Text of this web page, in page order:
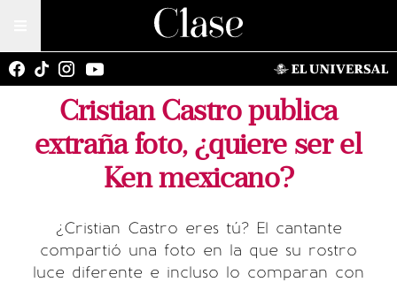
Cristian Castro publica
extraña foto, ¿quiere ser el
Ken mexicano?
¿Cristian Castro eres tú? El cantante
compartió una foto en la que su rostro
luce diferente e incluso lo comparan con